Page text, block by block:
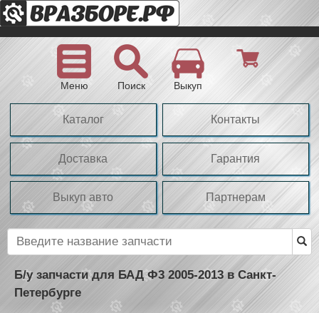
Меню Поиск Выкуп
Каталог Контакты
Доставка Гарантия
Выкуп авто Партнерам
Б/у запчасти для БАД Ф3 2005-2013 в Санкт-
Петербурге